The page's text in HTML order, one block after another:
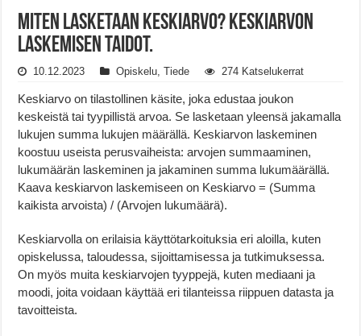
Miten lasketaan keskiarvo? Keskiarvon
laskemisen taidot.
10.12.2023 Opiskelu ,Tiede 274 Katselukerrat
Keskiarvo on tilastollinen käsite, joka edustaa joukon
keskeistä tai tyypillistä arvoa. Se lasketaan yleensä jakamalla
lukujen summa lukujen määrällä. Keskiarvon laskeminen
koostuu useista perusvaiheista: arvojen summaaminen,
lukumäärän laskeminen ja jakaminen summa lukumäärällä.
Kaava keskiarvon laskemiseen on Keskiarvo = (Summa
kaikista arvoista) / (Arvojen lukumäärä).
Keskiarvolla on erilaisia käyttötarkoituksia eri aloilla, kuten
opiskelussa, taloudessa, sijoittamisessa ja tutkimuksessa.
On myös muita keskiarvojen tyyppejä, kuten mediaani ja
moodi, joita voidaan käyttää eri tilanteissa riippuen datasta ja
tavoitteista.